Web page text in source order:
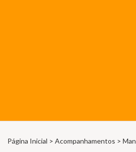
Página Inicial > Acompanhamentos >